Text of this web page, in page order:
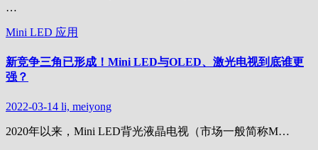
…
Mini LED 应用
新竞争三角已形成！Mini LED与OLED、激光电视到底谁更
强？
2022-03-14 li, meiyong
2020年以来，Mini LED背光液晶电视（市场一般简称M…